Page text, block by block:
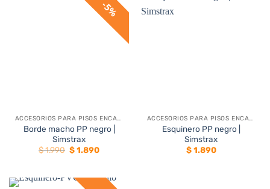
5%
ACCESORIOS PARA PISOS ENCASTRABLES
Borde macho PP negro |
Simstrax
$1.990 El
precio
$ 1.990.
$1.890El
$ 1.890.
ACCESORIOS PARA PISOS ENCASTRABLES
Esquinero PP negro |
Simstrax
$1.890